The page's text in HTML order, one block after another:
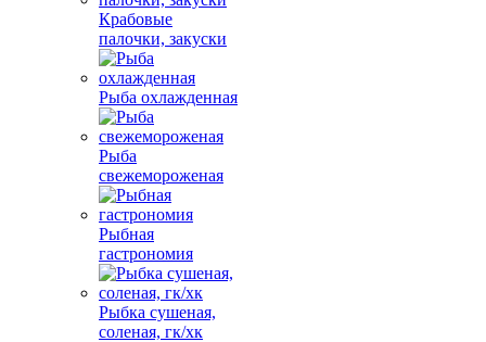
Крабовые
палочки, закуски
Рыба охлажденная
Рыба
свежемороженая
Рыбная
гастрономия
Рыбка сушеная,
соленая, гк/хк